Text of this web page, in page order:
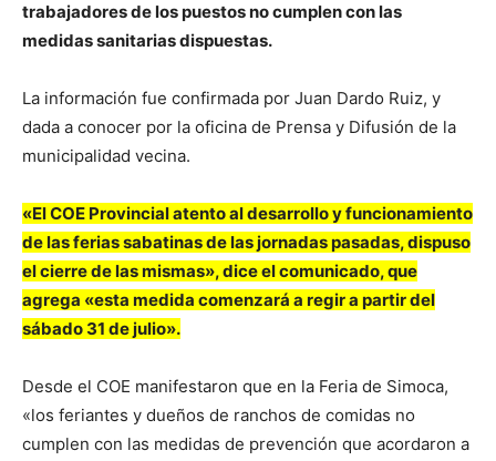
trabajadores de los puestos no cumplen con las
medidas sanitarias dispuestas.
La información fue confirmada por Juan Dardo Ruiz, y
dada a conocer por la oficina de Prensa y Difusión de la
municipalidad vecina.
«El COE Provincial atento al desarrollo y funcionamiento
de las ferias sabatinas de las jornadas pasadas, dispuso
el cierre de las mismas», dice el comunicado, que
agrega «esta medida comenzará a regir a partir del
sábado 31 de julio».
Desde el COE manifestaron que en la Feria de Simoca,
«los feriantes y dueños de ranchos de comidas no
cumplen con las medidas de prevención que acordaron a